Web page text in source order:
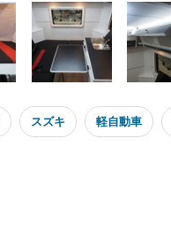
スズキ 軽自動車